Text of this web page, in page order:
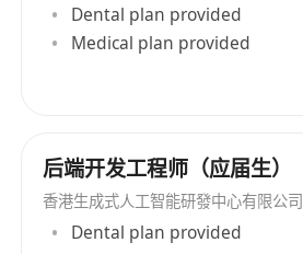
Dental plan provided
Medical plan provided
后端开发工程师（应届生）
香港生成式人工智能研發中心有限公司
Dental plan provided